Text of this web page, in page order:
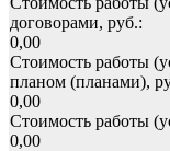
договорами, руб.:
0,00
Стоимость работы
планом (планами),
0,00
Стоимость работы
0,00